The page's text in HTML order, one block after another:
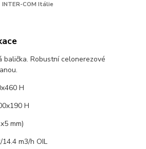
INTER-COM Itálie
balička. Robustní celonerezové
H
H
mm)
m3/h OIL